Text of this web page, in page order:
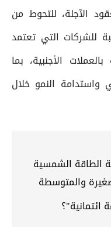
الآجلة، للتحوط من
للشركات التي تعتمد
الأجنبية، بما
واستدامة النمو خلال
الطاقة الشمسية
والمتوسطة